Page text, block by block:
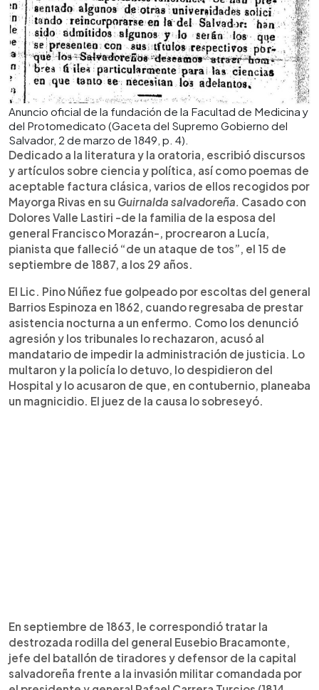
Anuncio oficial de la fundación de la Facultad de Medicina y
del Protomedicato (Gaceta del Supremo Gobierno del
Salvador, 2 de marzo de 1849, p. 4).
Dedicado a la literatura y la oratoria, escribió discursos
y artículos sobre ciencia y política, así como poemas de
aceptable factura clásica, varios de ellos recogidos por
Mayorga Rivas en su Guirnalda salvadoreña. Casado con
Dolores Valle Lastiri -de la familia de la esposa del
general Francisco Morazán-, procrearon a Lucía,
pianista que falleció “de un ataque de tos”, el 15 de
septiembre de 1887, a los 29 años.
El Lic. Pino Núñez fue golpeado por escoltas del general
Barrios Espinoza en 1862, cuando regresaba de prestar
asistencia nocturna a un enfermo. Como los denunció
agresión y los tribunales lo rechazaron, acusó al
mandatario de impedir la administración de justicia. Lo
multaron y la policía lo detuvo, lo despidieron del
Hospital y lo acusaron de que, en contubernio, planeaba
un magnicidio. El juez de la causa lo sobreseyó.
En septiembre de 1863, le correspondió tratar la
destrozada rodilla del general Eusebio Bracamonte,
jefe del batallón de tiradores y defensor de la capital
salvadoreña frente a la invasión militar comandada por